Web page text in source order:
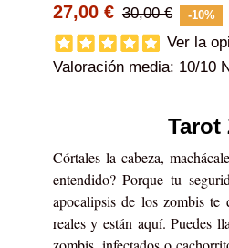
27,00 € 30,00 € -10%
Ver la
Valoración media: 10/10
Tarot
Córtales la cabeza,
entendido? Porque tu
apocalipsis de los zombis te
reales y están aquí. Puedes